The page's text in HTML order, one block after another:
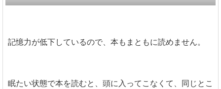
記憶力が低下しているので、本もまともに読めません。
眠たい状態で本を読むと、頭に入ってこなくて、同じとこ